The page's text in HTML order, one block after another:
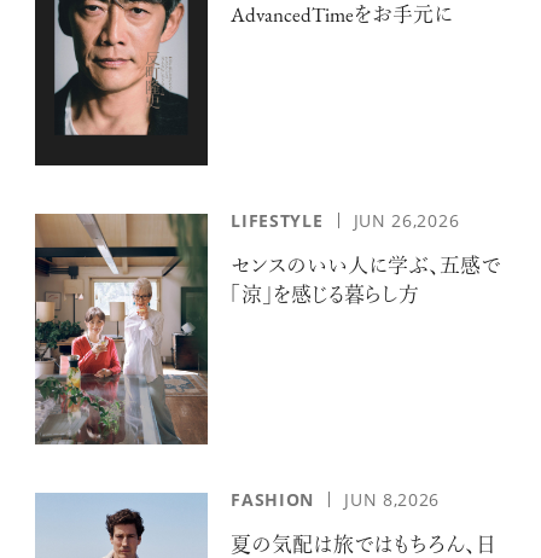
AdvancedTimeをお手元に
LIFESTYLE JUN 26,2026
センスのいい人に学ぶ、五感で
「涼」を感じる暮らし方
FASHION JUN 8,2026
夏の気配は旅ではもちろん、日